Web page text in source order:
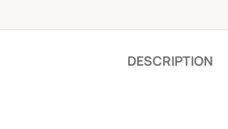
DESCRIPTION